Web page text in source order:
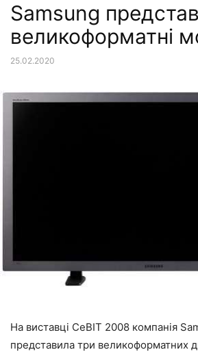
Samsung
великоформатні
25.02.2020
На виставці CeBIT 2008 компанія
представила три великоформатних